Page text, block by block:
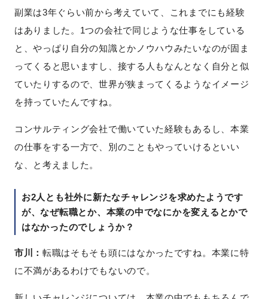
副業は3年ぐらい前から考えていて、これまでにも経験
はありました。1つの会社で同じような仕事をしている
と、やっぱり自分の知識とかノウハウみたいなのが固ま
ってくると思いますし、接する人もなんとなく自分と似
ていたりするので、世界が狭まってくるようなイメージ
を持っていたんですね。
コンサルティング会社で働いていた経験もあるし、本業
の仕事をする一方で、別のこともやっていけるといい
な、と考えました。
お2人とも社外に新たなチャレンジを求めたようです
が、なぜ転職とか、本業の中でなにかを変えるとかで
はなかったのでしょうか？
市川： 転職はそもそも頭にはなかったですね。本業に特
に不満があるわけでもないので。